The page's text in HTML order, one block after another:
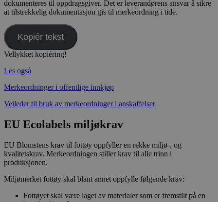
dokumenteres til oppdragsgiver. Det er leverandørens ansvar å sikre
at tilstrekkelig dokumentasjon gis til merkeordning i tide.
Kopiér tekst
Vellykket kopiéring!
Les også
Merkeordninger i offentlige innkjøp
Veileder til bruk av merkeordninger i anskaffelser
EU Ecolabels miljøkrav
EU Blomstens krav til fottøy oppfyller en rekke miljø-, og
kvalitetskrav. Merkeordningen stiller krav til alle trinn i
produksjonen.
Miljømerket fottøy skal blant annet oppfylle følgende krav:
Fottøyet skal være laget av materialer som er fremstilt på en